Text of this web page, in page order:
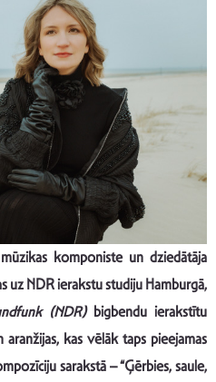
komponiste un dziedātāja
uz NDR ierakstu studiju Hamburgā,
(NDR)bigbendu ierakstītu
kas vēlāk taps pieejamas
sarakstā – “Ģērbies, saule,